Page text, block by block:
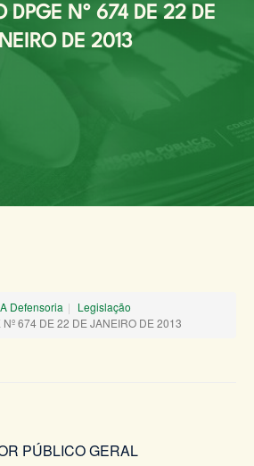
DPGE Nº 674 DE 22 DE
DE 2013
A Defensoria
Legislação
674 DE 22 DE JANEIRO DE 2013
PÚBLICO GERAL